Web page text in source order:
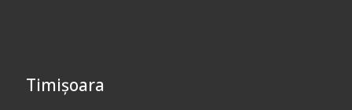
Timișoara